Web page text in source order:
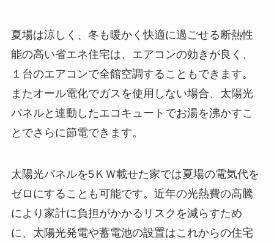
夏場は涼しく、冬も暖かく快適に過ごせる断熱性
能の高い省エネ住宅は、エアコンの効きが良く、
１台のエアコンで全館空調することもできます。
またオール電化でガスを使用しない場合、太陽光
パネルと連動したエコキュートでお湯を沸かすこ
とでさらに節電できます。
太陽光パネルを5ＫＷ載せた家では夏場の電気代を
ゼロにすることも可能です。近年の光熱費の高騰
により家計に負担がかかるリスクを減らすため
に、太陽光発電や蓄電池の設置はこれからの住宅